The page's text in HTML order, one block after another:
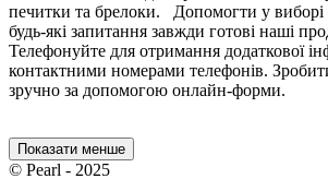
печитки та брелоки. Допомогти у виборі
будь-які запитання завжди готові наші
Телефонуйте для отримання додаткової
контактними номерами телефонів.
зручно за допомогою онлайн-форми.
Показати менше
© Pearl - 2025